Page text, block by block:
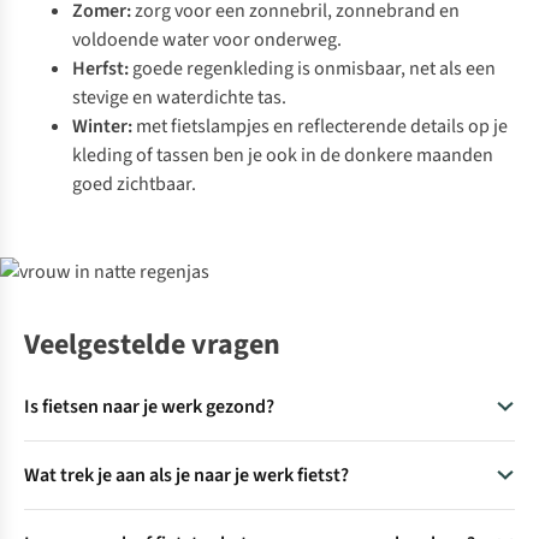
Zomer:zorg vooreen zonnebril, zonnebrand en
voldoende water voor onderweg.
Herfst:goede regenkleding is onmisbaar, net als een
stevige en waterdichte tas.
Winter:met fietslampjes en reflecterende details op je
kleding of tassen ben je ook in de donkere maanden
goed zichtbaar.
Veelgestelde vragen
Is fietsen naar je werk gezond?
om meer te bewegen. Regelmatig fietsen draagt bij aan een
betere conditie, meer energie en minder stress. Je hoeft
Wat trek je aan als je naar je werk fietst?